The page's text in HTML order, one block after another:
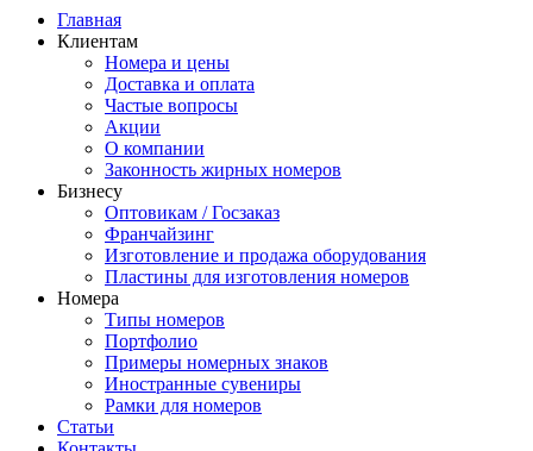
Главная
Клиентам
Номера и цены
Доставка и оплата
Частые вопросы
Акции
О компании
Законность жирных номеров
Бизнесу
Оптовикам / Госзаказ
Франчайзинг
Изготовление и продажа оборудования
Пластины для изготовления номеров
Номера
Типы номеров
Портфолио
Примеры номерных знаков
Иностранные сувениры
Рамки для номеров
Статьи